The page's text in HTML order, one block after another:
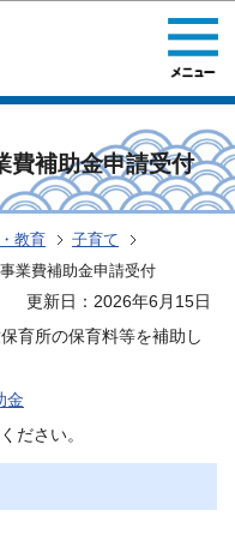
へ移動
費補助金申請受付
教育
子育て
業費補助金申請受付
更新日：2026年6月15日
育所の保育料等を補助し
金
ださい。